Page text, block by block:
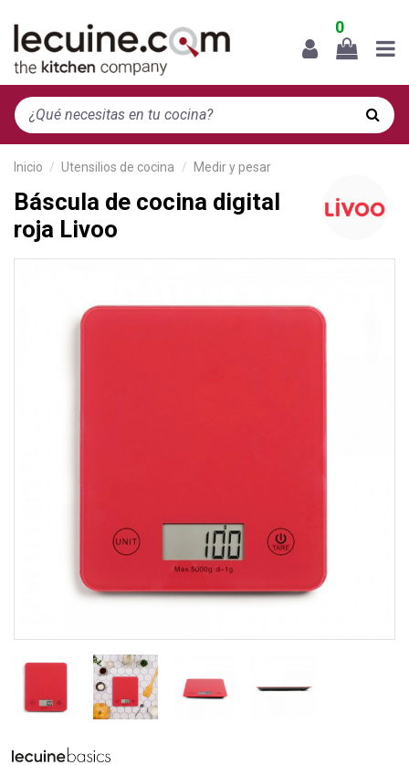
0
Inicio Utensilios de cocina Medir y pesar
Báscula de cocina digital
roja Livoo